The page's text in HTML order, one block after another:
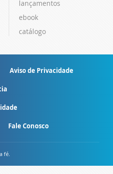
lançamentos
ebook
catálogo
Aviso de Privacidade
Fale Conosco
fé.